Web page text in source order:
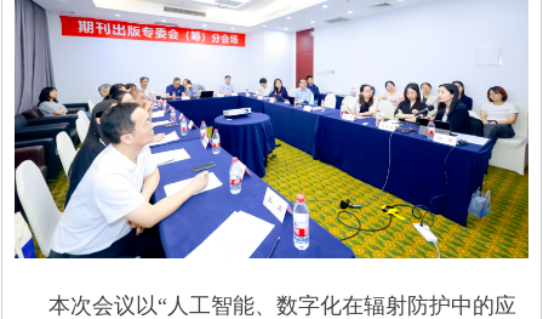
本次会议以“人工智能、数字化在辐射防护中的应